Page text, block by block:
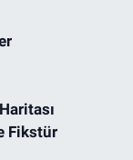
Fikstür